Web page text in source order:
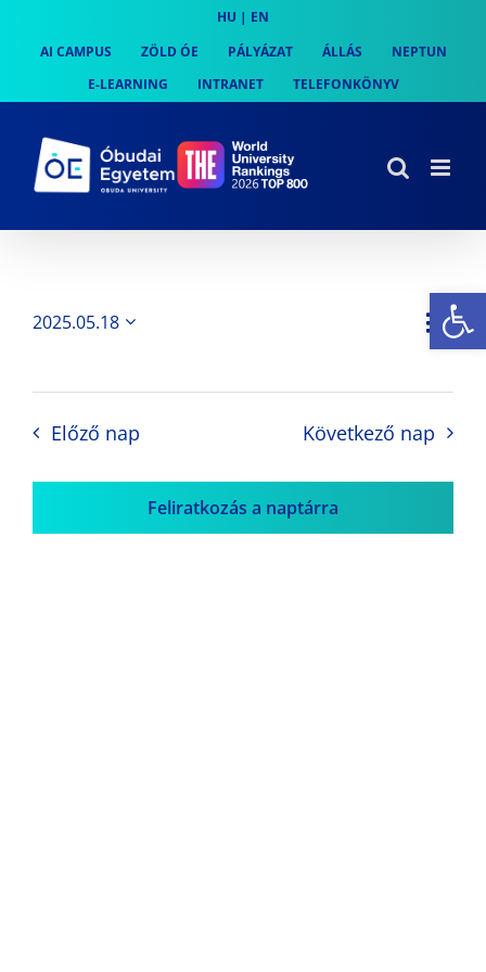
content
HU | EN
AI CAMPUS
ZÖLD ÓE PÁLYÁZAT ÁLLÁS
NEPTUN
E-LEARNING
INTRANET TELEFONKÖNYV
Nap
2025.05.18
Előző nap Következő nap
Feliratkozás a naptárra